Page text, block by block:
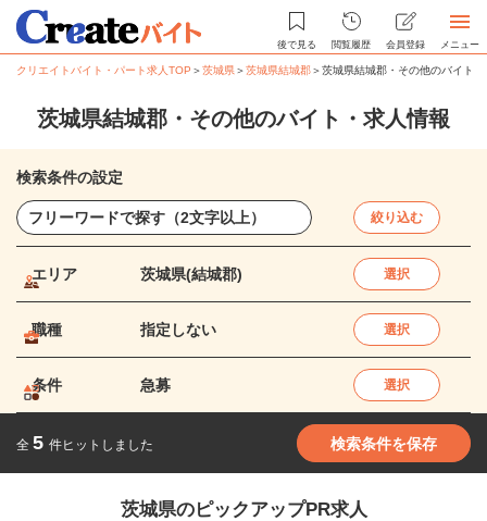
後で見る 閲覧履歴 会員登録 メニュー
クリエイトバイト・パート求人TOP ＞茨城県＞茨城県結城郡＞茨城県結城郡・その他のバイト
茨城県結城郡・その他のバイト・求人情報
検索条件の設定
絞り込む
エリア 茨城県(結城郡) 選択
職種 指定しない 選択
条件 急募 選択
全 5 件ヒットしました 検索条件を保存
茨城県のピックアップPR求人